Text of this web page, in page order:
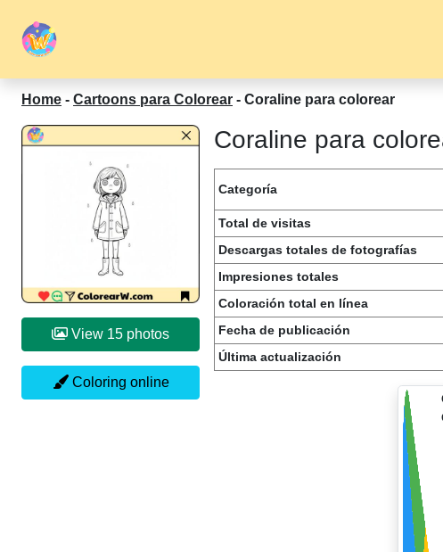
Home - Cartoons para Colorear - Coraline para colorear
View 15 photos
Coloring online
Coraline para
Categoría
Total de visitas
Descargas totales de fotografías
Impresiones totales
Coloración total en línea
Fecha de publicación
Última actualización